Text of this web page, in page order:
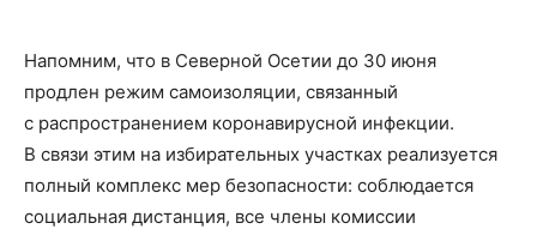
Напомним, что в Северной Осетии до 30 июня
продлен режим самоизоляции, связанный
с распространением коронавирусной инфекции.
В связи этим на избирательных участках реализуется
полный комплекс мер безопасности: соблюдается
социальная дистанция, все члены комиссии